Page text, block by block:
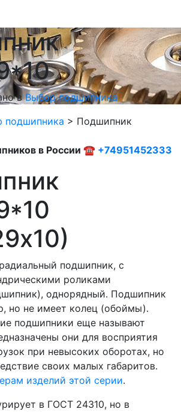
вВыбор подшипника
подшипника > Подшипник
в России ☎ +74951452333
подшипник, с
роликами
однорядный. Подшипник
но не имеет колец (обоймы).
подшипники еще называют
они для восприятия
при невысоких оборотах, но
своих малых габаритов.
изделий этой серии.
в ГОСТ 24310, но в